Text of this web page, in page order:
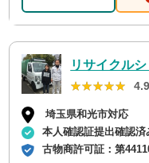
リサイクル
★★★★★
★★★★★ 4.9
埼玉県和光市対応
本人確認証提出確認済
古物商許可証：第